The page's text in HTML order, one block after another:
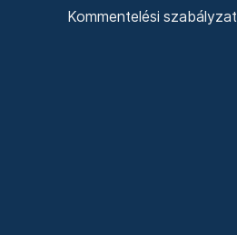
Kommentelési szabályzat